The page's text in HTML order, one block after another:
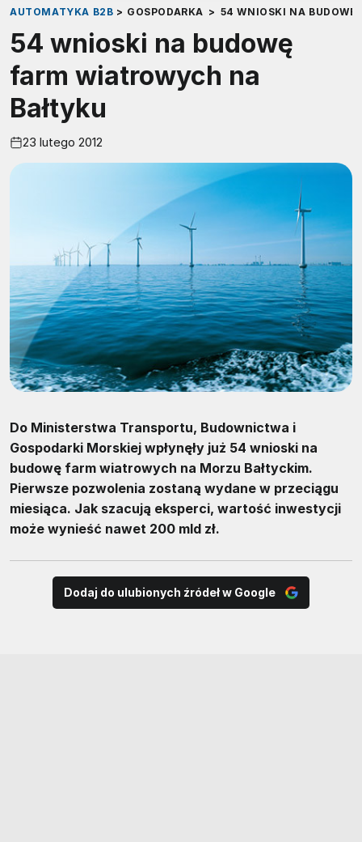
AUTOMATYKA B2B > GOSPODARKA > 54 WNIOSKI NA BUDOWĘ
54 wnioski na budowę
farm wiatrowych na
Bałtyku
23 lutego 2012
Do Ministerstwa Transportu, Budownictwa i
Gospodarki Morskiej wpłynęły już 54 wnioski na
budowę farm wiatrowych na Morzu Bałtyckim.
Pierwsze pozwolenia zostaną wydane w przeciągu
miesiąca. Jak szacują eksperci, wartość inwestycji
może wynieść nawet 200 mld zł.
Dodaj do ulubionych źródeł w Google